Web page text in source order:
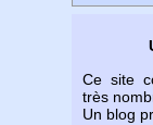
Ce site
très
Un blog